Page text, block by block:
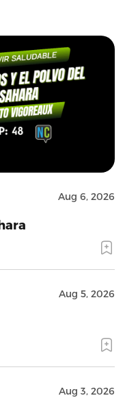
Aug 6, 2026
Aug 5, 2026
Aug 3, 2026